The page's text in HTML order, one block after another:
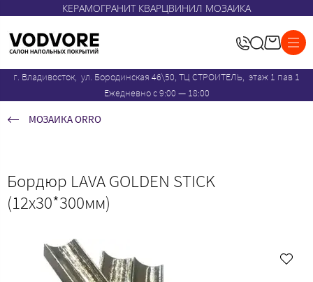
КЕРАМОГРАНИТ КВАРЦВИНИЛ МОЗАИКА
г. Владивосток, ул. Бородинская 46\50, ТЦ СТРОИТЕЛЬ, этаж 1 пав 1
Ежедневно с 9:00 — 18:00
МОЗАИКА ORRO
Бордюр LAVA GOLDEN STICK
(12x30*300мм)